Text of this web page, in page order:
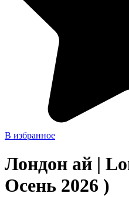
В избранное
Лондон ай |
Осень 2026 )